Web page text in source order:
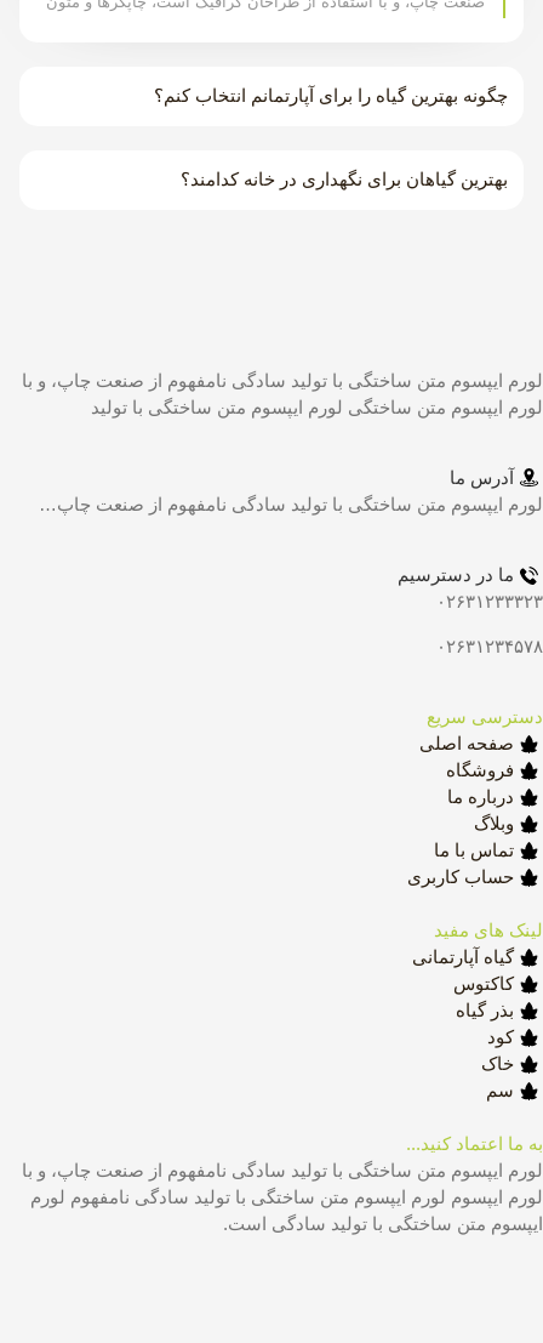
چگونه بهترین گیاه را برای آپارتمانم انتخاب کنم؟
بهترین گیاهان برای نگهداری در خانه کدامند؟
لورم ایپسوم متن ساختگی با تولید سادگی نامفهوم از صنعت چاپ، و با
لورم ایپسوم متن ساختگی لورم ایپسوم متن ساختگی با تولید
آدرس ما
لورم ایپسوم متن ساختگی با تولید سادگی نامفهوم از صنعت چاپ…
ما در دسترسیم
۰۲۶۳۱۲۳۳۳۲۳
۰۲۶۳۱۲۳۴۵۷۸
دسترسی سریع
صفحه اصلی
فروشگاه
درباره ما
وبلاگ
تماس با ما
حساب کاربری
لینک های مفید
گیاه آپارتمانی
کاکتوس
بذر گیاه
کود
خاک
سم
به ما اعتماد کنید...
لورم ایپسوم متن ساختگی با تولید سادگی نامفهوم از صنعت چاپ، و با
لورم ایپسوم لورم ایپسوم متن ساختگی با تولید سادگی نامفهوم لورم
ایپسوم متن ساختگی با تولید سادگی است.